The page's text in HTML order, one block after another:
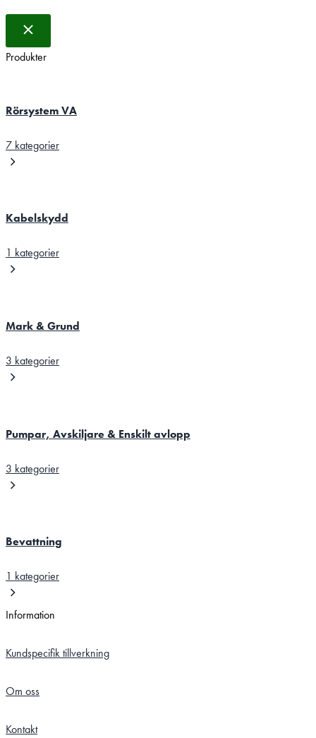
Produkter
Rörsystem VA
7 kategorier
Kabelskydd
1 kategorier
Mark & Grund
3 kategorier
Pumpar, Avskiljare & Enskilt avlopp
3 kategorier
Bevattning
1 kategorier
Information
Kundspecifik tillverkning
Om oss
Kontakt